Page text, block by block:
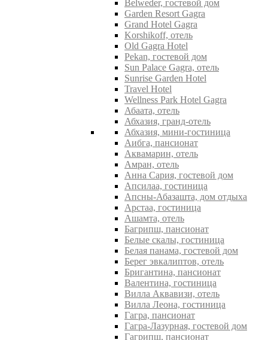
Belweder, гостевой дом
Garden Resort Gagra
Grand Hotel Gagra
Korshikoff, отель
Old Gagra Hotel
Pekan, гостевой дом
Sun Palace Gagra, отель
Sunrise Garden Hotel
Travel Hotel
Wellness Park Hotel Gagra
Абаата, отель
Абхазия, гранд-отель
Абхазия, мини-гостиница
Аибга, пансионат
Аквамарин, отель
Амран, отель
Анна Сария, гостевой дом
Апсилаа, гостиница
Апсны-Абазашта, дом отдыха
Арстаа, гостиница
Ашамта, отель
Багрипш, пансионат
Белые скалы, гостиница
Белая панама, гостевой дом
Берег эвкалиптов, отель
Бригантина, пансионат
Валентина, гостиница
Вилла Аквавизи, отель
Вилла Леона, гостиница
Гагра, пансионат
Гагра-Лазурная, гостевой дом
Гагрипш, пансионат